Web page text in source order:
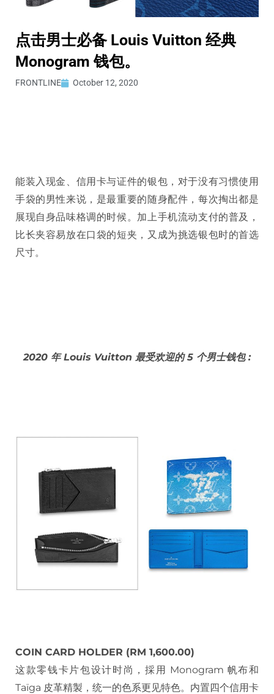
点击男士必备 Louis Vuitton 经典
Monogram 钱包。
FRONTLINE October 12, 2020
能装入现金、信用卡与证件的银包，对于没有习惯使用
手袋的男性来说，是最重要的随身配件，每次掏出都是
展现自身品味格调的时候。加上手机流动支付的普及，
比长夹容易放在口袋的短夹，又成为挑选银包时的首选
尺寸。
2020 年 Louis Vuitton 最受欢迎的 5 个男士钱包 :
COIN CARD HOLDER (RM 1,600.00)
这款零钱卡片包设计时尚，採用 Monogram 帆布和
Taïga 皮革精製，统一的色系更见特色。内置四个信用卡